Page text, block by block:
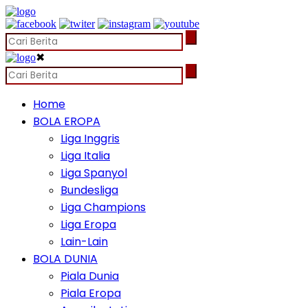
✖
Home
BOLA EROPA
Liga Inggris
Liga Italia
Liga Spanyol
Bundesliga
Liga Champions
Liga Eropa
Lain-Lain
BOLA DUNIA
Piala Dunia
Piala Eropa